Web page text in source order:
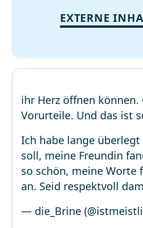
EXTERNE
ihr Herz öffnen können.
Vorurteile. Und das ist
Ich habe lange
soll, meine Freundin
so schön, meine
an. Seid respektvoll
— die_Brine